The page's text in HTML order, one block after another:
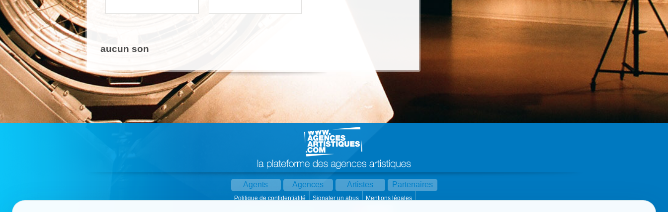
aucun son
Agents Agences Artistes Partenaires
Politique de confidentialité Signaler un abus
Mentions légales